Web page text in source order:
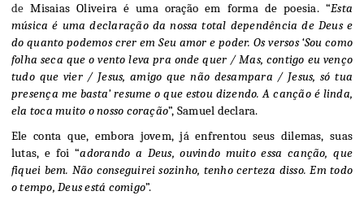
de Misaias Oliveira é uma oração em forma de poesia. “Esta
música é uma declaração da nossa total dependência de Deus e
do quanto podemos crer em Seu amor e poder. Os versos ‘Sou como
folha seca que o vento leva pra onde quer / Mas, contigo eu venço
tudo que vier / Jesus, amigo que não desampara / Jesus, só tua
presença me basta’ resume o que estou dizendo. A canção é linda,
ela toca muito o nosso coração”, Samuel declara.
Ele conta que, embora jovem, já enfrentou seus dilemas, suas
lutas, e foi “adorando a Deus, ouvindo muito essa canção, que
fiquei bem. Não conseguirei sozinho, tenho certeza disso. Em todo
o tempo, Deus está comigo”.